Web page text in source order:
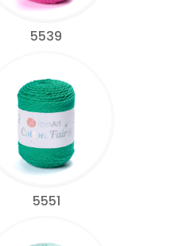
5539
5551